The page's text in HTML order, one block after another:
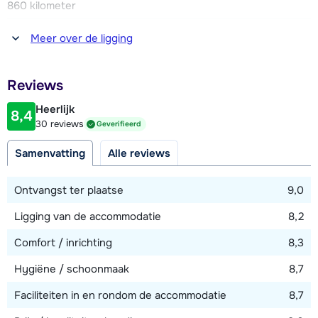
860 kilometer
Afstand tot winkel(s)
1200 meter
500 meter
Afstand tot piste
800 meter
1500 meter
Bekijk kaart
Meer over de ligging
Reviews
8,4 Heerlijk
30 reviews Geverifieerd
Samenvatting Alle reviews
Ontvangst ter plaatse
9,0
Ligging van de accommodatie
8,2
Comfort / inrichting
8,3
Hygiëne / schoonmaak
8,7
Faciliteiten in en rondom de accommodatie
8,7